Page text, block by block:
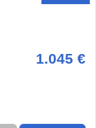
1.045 €